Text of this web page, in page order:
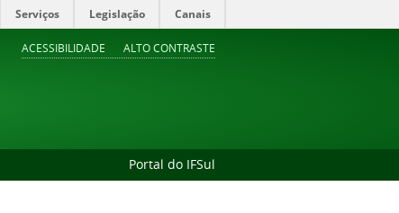
Serviços Legislação Canais
ACESSIBILIDADE ALTO CONTRASTE
Portal do IFSul